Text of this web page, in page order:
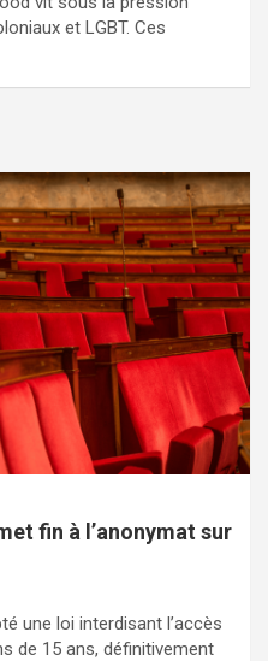
et LGBT. Ces
fin à l’anonymat sur
une loi interdisant l’accès
de 15 ans, définitivement